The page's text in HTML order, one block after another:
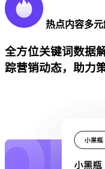
热点内容多
全方位关键词数据
踪营销动态，助力